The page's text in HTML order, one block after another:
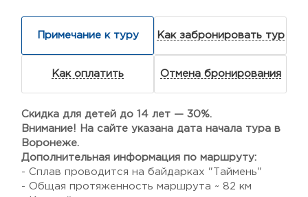
Примечание к туру Как забронировать тур
Как оплатить Отмена бронирования
Скидка для детей до 14 лет — 30%.
Внимание! На сайте указана дата начала тура в
Воронеже.
Дополнительная информация по маршруту:
- Сплав проводится на байдарках "Таймень"
- Общая протяженность маршрута ~ 82 км